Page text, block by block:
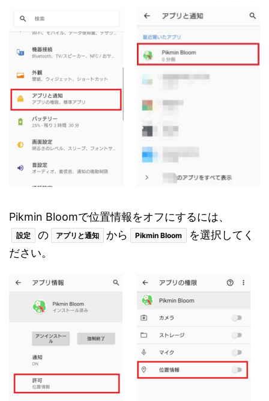
Pikmin Bloomで位置情報をオフにするには、
設定 の アプリと通知 から Pikmin Bloom
を選択してく
ださい。